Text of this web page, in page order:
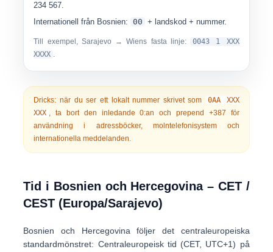
234 567.
Internationell från Bosnien:
00 + landskod + nummer.
Till exempel, Sarajevo → Wiens fasta linje:
0043 1 XXX
XXXX .
Dricks: när du ser ett lokalt nummer skrivet som
0AA XXX
XXX , ta bort den inledande 0:an och prepend +387 för
användning i adressböcker, molntelefonisystem och
internationella meddelanden.
Tid i Bosnien och Hercegovina – CET /
CEST (Europa/Sarajevo)
Bosnien och Hercegovina följer det centraleuropeiska
standardmönstret: Centraleuropeisk tid (CET, UTC+1) på